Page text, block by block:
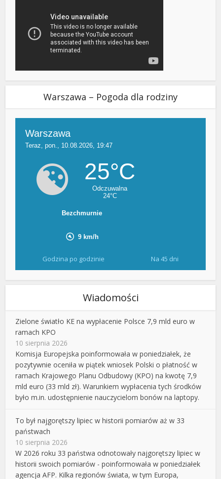
Warszawa – Pogoda dla rodziny
Godzina po godzinie Na 45 dni
Wiadomości
Zielone światło KE na wypłacenie Polsce 7,9 mld euro w
ramach KPO
10 sierpnia 2026
Komisja Europejska poinformowała w poniedziałek, że
pozytywnie oceniła w piątek wniosek Polski o płatność w
ramach Krajowego Planu Odbudowy (KPO) na kwotę 7,9
mld euro (33 mld zł). Warunkiem wypłacenia tych środków
było m.in. udostępnienie nauczycielom bonów na laptopy.
To był najgorętszy lipiec w historii pomiarów aż w 33
państwach
10 sierpnia 2026
W 2026 roku 33 państwa odnotowały najgorętszy lipiec w
historii swoich pomiarów - poinformowała w poniedziałek
agencja AFP. Kilka regionów świata, w tym Europa,